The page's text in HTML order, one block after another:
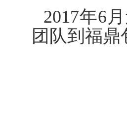
2017年6
团队到福